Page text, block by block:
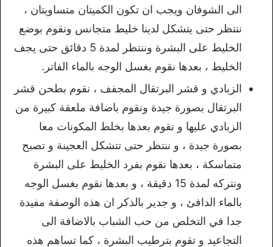
الى الشوفان ويجب ان تكون الكميتان متساويتان ،
ننتظر حتى يتشكل لدينا خليط متجانس ونقوم بوضع
الخليط على البشرة وننتظر لمدة 5 دقائق حتى يجف
الخليط ، بعدها نقوم بغسل الوجه بالماء الفاتر.
الزبادي و قشر البرتقال المجفف ، نقوم بطحن قشر
البرتقال بصورة جيدة ونقوم باضافة ملعقة كبيرة من
الزبادي عليها و نقوم بعدها بخلط المكونات معا
بصورة جيدة ، و ننتظر حتى تتشكل العجينة و تصبح
متماسكة ، بعدها نقوم بفرد الخليط على البشرة
ونتركه لمدة 15 دقيقة ، و بعدها نقوم بغسل الوجه
بالماء الدافئ ، و جدير بالذكر ان هذه الوصفة مفيدة
جدا في التخلص من حب الشباب بالاضافة الى
التجاعيد و تقوم بترطيب البشرة ، كما تساهم هذه